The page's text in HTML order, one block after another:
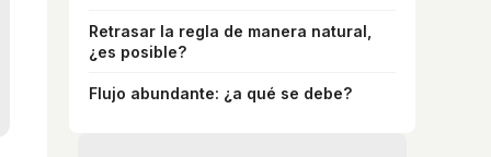
Retrasar la regla de manera natural,
¿es posible?
Flujo abundante: ¿a qué se debe?